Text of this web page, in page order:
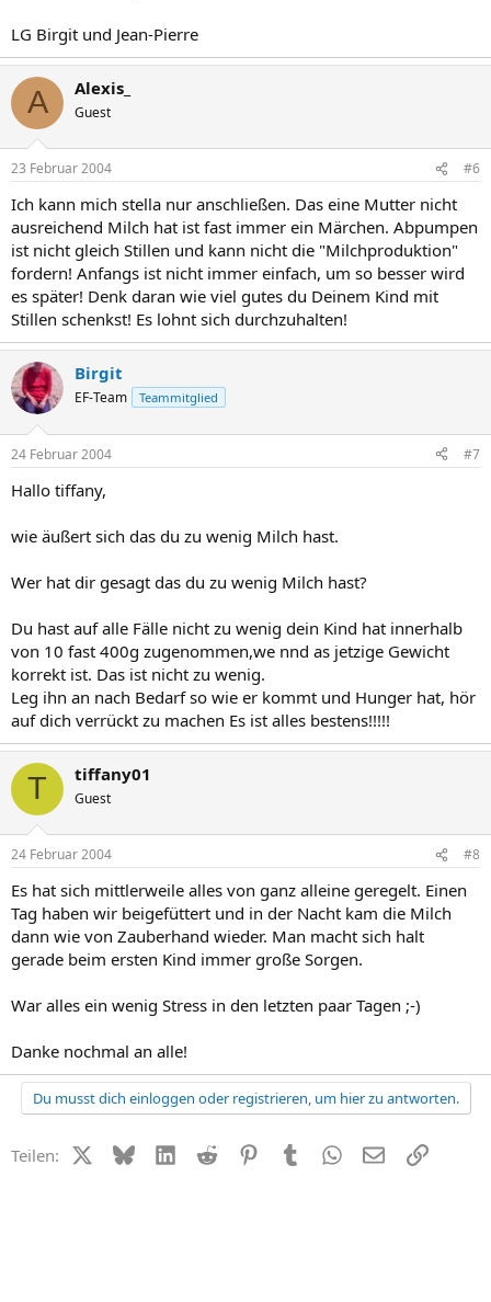
LG Birgit und Jean-Pierre
A Alexis_
Guest
23 Februar 2004 #6
Ich kann mich stella nur anschließen. Das eine Mutter nicht
ausreichend Milch hat ist fast immer ein Märchen. Abpumpen
ist nicht gleich Stillen und kann nicht die "Milchproduktion"
fordern! Anfangs ist nicht immer einfach, um so besser wird
es später! Denk daran wie viel gutes du Deinem Kind mit
Stillen schenkst! Es lohnt sich durchzuhalten!
Birgit
EF-Team Teammitglied
24 Februar 2004 #7
Hallo tiffany,
wie äußert sich das du zu wenig Milch hast.
Wer hat dir gesagt das du zu wenig Milch hast?
Du hast auf alle Fälle nicht zu wenig dein Kind hat innerhalb
von 10 fast 400g zugenommen,we nnd as jetzige Gewicht
korrekt ist. Das ist nicht zu wenig.
Leg ihn an nach Bedarf so wie er kommt und Hunger hat, hör
auf dich verrückt zu machen Es ist alles bestens!!!!!
T tiffany01
Guest
24 Februar 2004 #8
Es hat sich mittlerweile alles von ganz alleine geregelt. Einen
Tag haben wir beigefüttert und in der Nacht kam die Milch
dann wie von Zauberhand wieder. Man macht sich halt
gerade beim ersten Kind immer große Sorgen.
War alles ein wenig Stress in den letzten paar Tagen ;-)
Danke nochmal an alle!
Du musst dich einloggen oder registrieren, um hier zu antworten.
Teilen: X (Twitter)
BlueskyLinkedIn
Reddit PinterestTumblr WhatsApp
E-MailLink